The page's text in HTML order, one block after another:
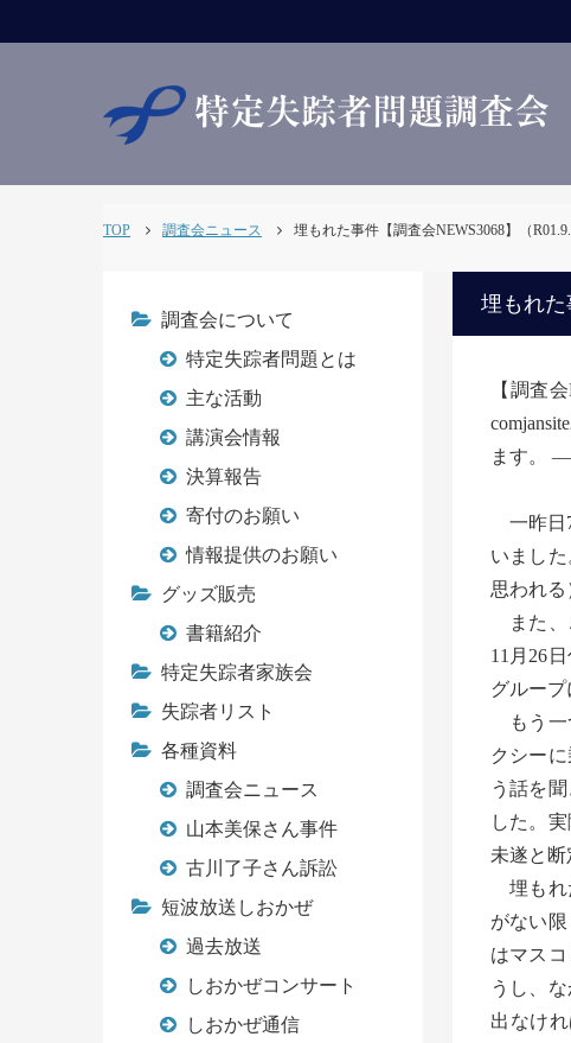
TOP 調査会ニュース 埋もれた事件【調査会NEWS3068】（
埋もれた
【調査
ます
荒
一昨日
いまし
思われる
また、
11月26
グループ
もう一
クシー
う話を
した。
未遂と断
埋もれ
がない
はマス
うし、
出なけ
調査会について
特定失踪者問題とは
主な活動
講演会情報
決算報告
寄付のお願い
情報提供のお願い
グッズ販売
書籍紹介
特定失踪者家族会
失踪者リスト
各種資料
調査会ニュース
山本美保さん事件
古川了子さん訴訟
短波放送しおかぜ
過去放送
しおかぜコンサート
しおかぜ通信